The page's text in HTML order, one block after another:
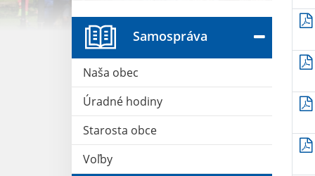
Samospráva
Naša obec
Úradné hodiny
Starosta obce
Voľby